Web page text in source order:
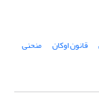
قانون اوکان منحنی